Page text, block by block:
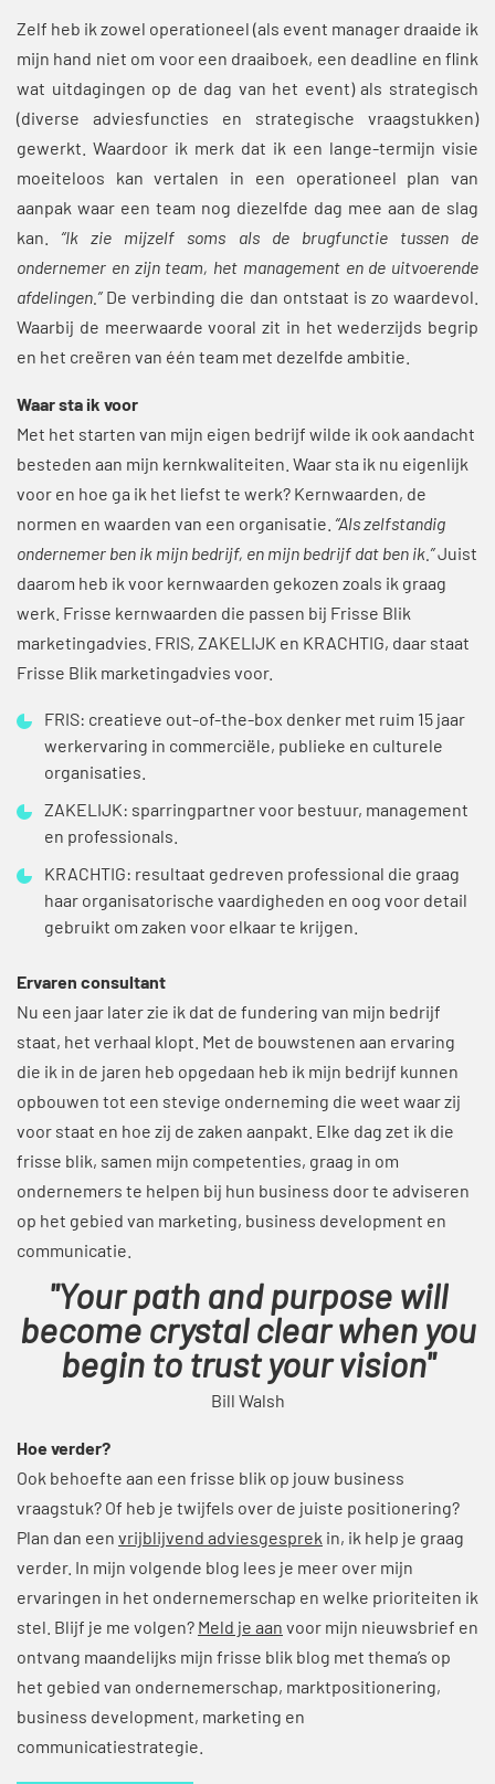
Zelf heb ik zowel operationeel (als event manager draaide ik
mijn hand niet om voor een draaiboek, een deadline en flink
wat uitdagingen op de dag van het event) als strategisch
(diverse adviesfuncties en strategische vraagstukken)
gewerkt. Waardoor ik merk dat ik een lange-termijn visie
moeiteloos kan vertalen in een operationeel plan van
aanpak waar een team nog diezelfde dag mee aan de slag
kan. “Ik zie mijzelf soms als de brugfunctie tussen de
ondernemer en zijn team, het management en de uitvoerende
afdelingen.” De verbinding die dan ontstaat is zo waardevol.
Waarbij de meerwaarde vooral zit in het wederzijds begrip
en het creëren van één team met dezelfde ambitie.
Waar sta ik voor
Met het starten van mijn eigen bedrijf wilde ik ook aandacht
besteden aan mijn kernkwaliteiten. Waar sta ik nu eigenlijk
voor en hoe ga ik het liefst te werk? Kernwaarden, de
normen en waarden van een organisatie. “Als zelfstandig
ondernemer ben ik mijn bedrijf, en mijn bedrijf dat ben ik.”Juist
daarom heb ik voor kernwaarden gekozen zoals ik graag
werk. Frisse kernwaarden die passen bij Frisse Blik
marketingadvies. FRIS, ZAKELIJK en KRACHTIG, daar staat
Frisse Blik marketingadvies voor.
FRIS: creatieve out-of-the-box denker met ruim 15 jaar
werkervaring in commerciële, publieke en culturele
organisaties.
ZAKELIJK: sparringpartner voor bestuur, management
en professionals.
KRACHTIG: resultaat gedreven professional die graag
haar organisatorische vaardigheden en oog voor detail
gebruikt om zaken voor elkaar te krijgen.
Ervaren consultant
Nu een jaar later zie ik dat de fundering van mijn bedrijf
staat, het verhaal klopt. Met de bouwstenen aan ervaring
die ik in de jaren heb opgedaan heb ik mijn bedrijf kunnen
opbouwen tot een stevige onderneming die weet waar zij
voor staat en hoe zij de zaken aanpakt. Elke dag zet ik die
frisse blik, samen mijn competenties, graag in om
ondernemers te helpen bij hun business door te adviseren
op het gebied van marketing, business development en
communicatie.
"Your path and purpose will
become crystal clear when you
begin to trust your vision"
Bill Walsh
Hoe verder?
Ook behoefte aan een frisse blik op jouw business
vraagstuk? Of heb je twijfels over de juiste positionering?
Plan dan een vrijblijvend adviesgesprek in, ik help je graag
verder. In mijn volgende blog lees je meer over mijn
ervaringen in het ondernemerschap en welke prioriteiten ik
stel. Blijf je me volgen? Meld je aan voor mijn nieuwsbrief en
ontvang maandelijks mijn frisse blik blog met thema’s op
het gebied van ondernemerschap, marktpositionering,
business development, marketing en
communicatiestrategie.